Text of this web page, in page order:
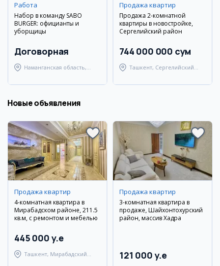
Работа
Набор в команду SABO
BURGER: официанты и
уборщицы
Договорная
Наманганская область,
Продажа квартир
Продажа 2-комнатной
квартиры в новостройке,
Сергелийский район
744 000 000 сум
Ташкент, Сергелийский
Новые объявления
Продажа квартир
4-комнатная квартира в
Мирабадском районе, 211.5
кв.м, с ремонтом и мебелью
445 000 y.e
Ташкент, Мирабадский
Продажа квартир
3-комнатная квартира в
продаже, Шайхонтохурский
район, массив Хадра
121 000 y.e